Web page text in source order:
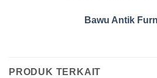
Bawu Antik
PRODUK TERKAIT